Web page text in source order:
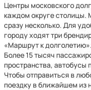
Центры московского
каждом округе столицы.
сразу несколько. Для
городу ходят три
«Маршрут к
Более 15 тысяч
пространства, автобусы
Чтобы отправиться в
поездку в ближайшем из